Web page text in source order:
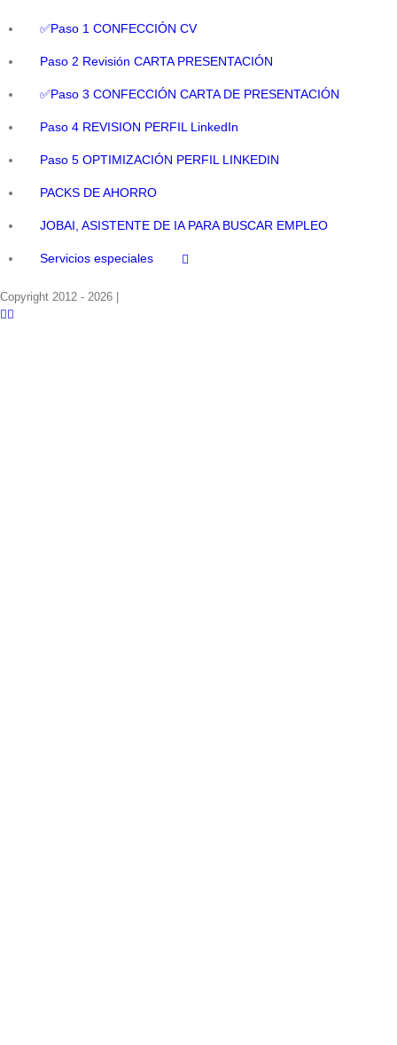
✅Paso 1 CONFECCIÓN CV
Paso 2 Revisión CARTA PRESENTACIÓN
✅Paso 3 CONFECCIÓN CARTA DE PRESENTACIÓN
Paso 4 REVISION PERFIL LinkedIn
Paso 5 OPTIMIZACIÓN PERFIL LINKEDIN
PACKS DE AHORRO
JOBAI, ASISTENTE DE IA PARA BUSCAR EMPLEO
Servicios especiales
Copyright 2012 - 2026 |
Facebook